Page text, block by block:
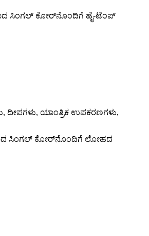
ಸಿಂಗಲ್ ಕೋರ್‌ನೊಂದಿಗೆ ಹೈ-ಟೆಂಪ್
ದೀಪಗಳು, ಯಾಂತ್ರಿಕ ಉಪಕರಣಗಳು,
ಸಿಂಗಲ್ ಕೋರ್‌ನೊಂದಿಗೆ ಲೋಹದ